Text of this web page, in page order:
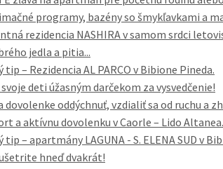
programy, bazény so šmykľavkami a
rezidencia NASHIRA v samom srdci
jedla a pitia...
tip – Rezidencia AL PARCO v Bibione Pineda.
deti úžasným darčekom za vysvedčenie!
dovolenke oddýchnuť, vzdialiť sa od ruchu a
a aktívnu dovolenku v Caorle – Lido Altanea.
tip – apartmány LAGUNA - S. ELENA SUD v
hneď dvakrát!